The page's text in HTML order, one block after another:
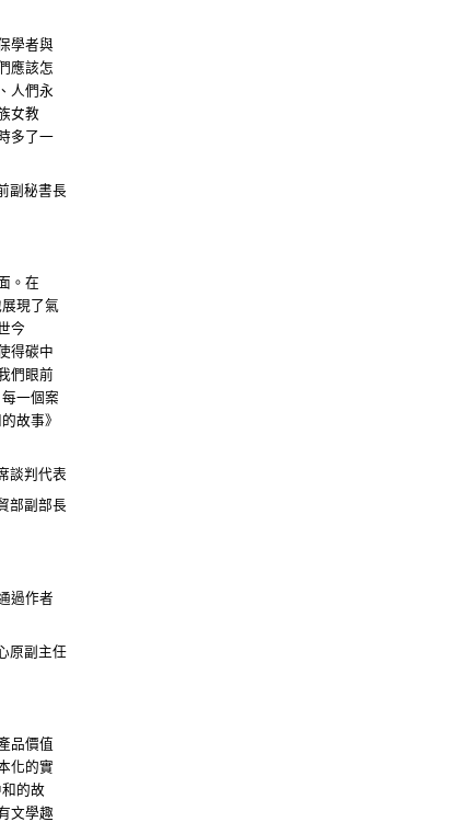
學者與
應該怎
人們永
女教
多了一
副秘書長
。在
現了氣
今
得碳中
們眼前
一個案
故事》
談判代表
部副部長
過作者
原副主任
品價值
化的實
的故
文學趣